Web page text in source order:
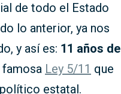
de todo el Estado
lo anterior, ya nos
y así es: 11 años de
famosa Ley 5/11 que
estatal.